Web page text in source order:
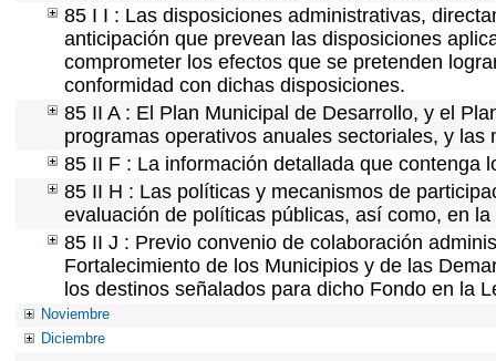
85 I I : Las disposiciones administrativas,
anticipación que prevean las disposiciones
comprometer los efectos que se pretenden
conformidad con dichas disposiciones.
85 II A : El Plan Municipal de Desarrollo, y el
programas operativos anuales sectoriales, y
85 II F : La información detallada que contenga
85 II H : Las políticas y mecanismos de
evaluación de políticas públicas, así como, en
85 II J : Previo convenio de colaboración
Fortalecimiento de los Municipios y de las
los destinos señalados para dicho Fondo en la
Noviembre
Diciembre